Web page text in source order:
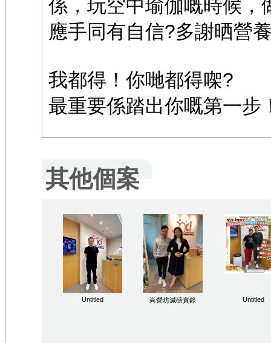
係，玩空中瑜伽嘅時候，
應手同有自信?多謝晒營
我都得！你哋都得㗎?
最重要係踏出你嘅第一步
其他個案
Untitled 尚營坊減磅實錄 Untitled